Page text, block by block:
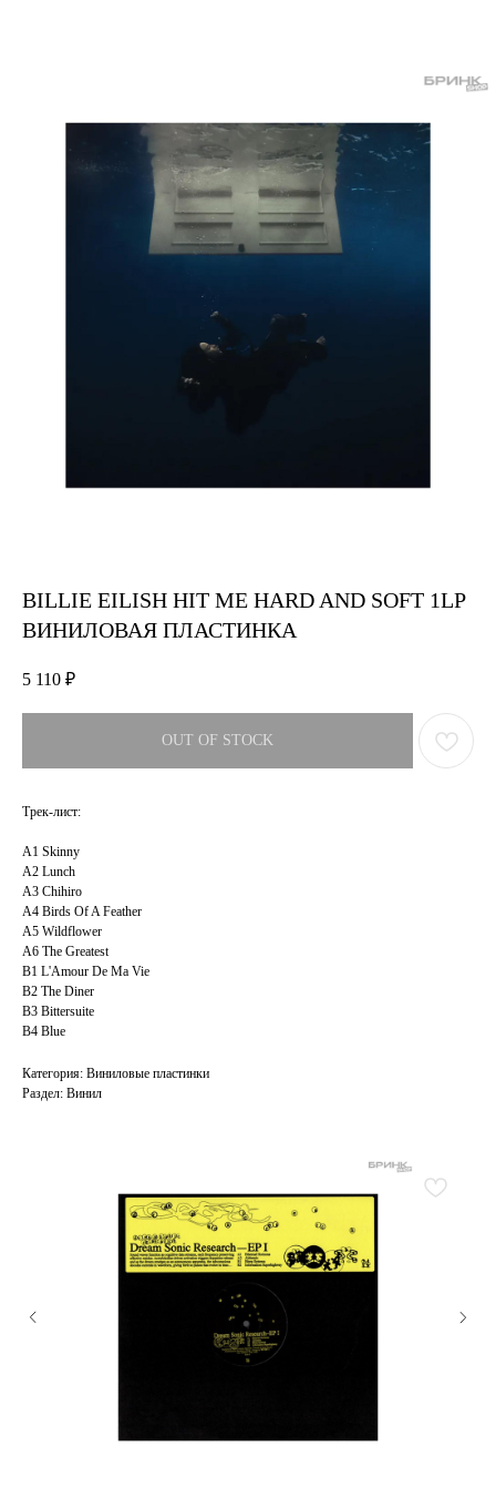
BILLIE EILISH HIT ME HARD AND SOFT 1LP
ВИНИЛОВАЯ ПЛАСТИНКА
5 110 ₽
OUT OF STOCK
Трек-лист:
A1 Skinny
A2 Lunch
A3 Chihiro
A4 Birds Of A Feather
A5 Wildflower
A6 The Greatest
B1 L'Amour De Ma Vie
B2 The Diner
B3 Bittersuite
B4 Blue
Категория: Виниловые пластинки
Раздел: Винил